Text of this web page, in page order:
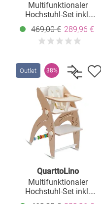
Multifunktionaler
Hochstuhl-Set inkl.
Babysitz, Tischplatte,
Spielwürfel, Sicherheitsgurt
- Hochstuhl, Schaukel,
Babywippe in einem bis
150 kg nutzbar - Grau
469,00 € 289,96 €
Outlet 38%
QuarttoLino
Multifunktionaler
Hochstuhl-Set inkl.
Babysitz, Tischplatte,